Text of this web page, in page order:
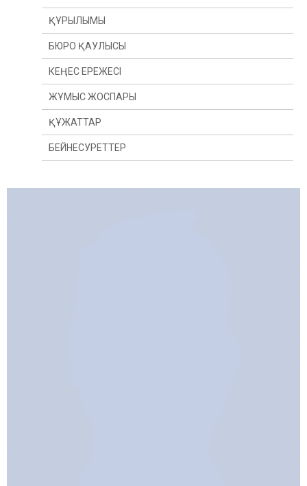
ҚҰРЫЛЫМЫ
БЮРО ҚАУЛЫСЫ
КЕҢЕС ЕРЕЖЕСІ
ЖҰМЫС ЖОСПАРЫ
ҚҰЖАТТАР
БЕЙНЕСУРЕТТЕР